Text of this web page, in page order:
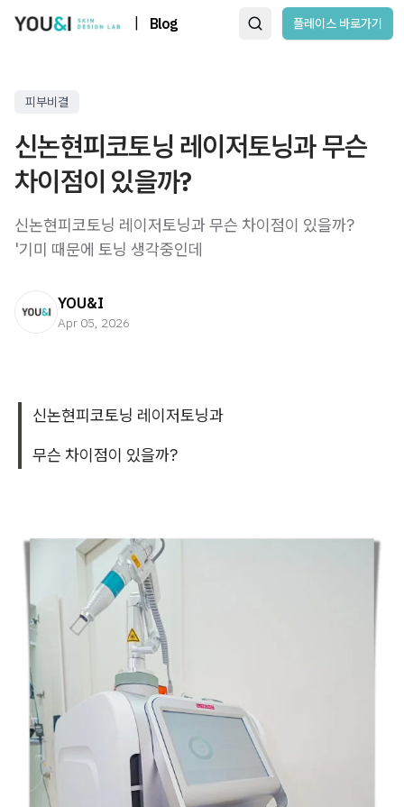
Blog 플레이스 바로가기
피부비결
신논현피코토닝 레이저토닝과 무슨
차이점이 있을까?
신논현피코토닝 레이저토닝과 무슨 차이점이 있을까? ​ ​ ​
'기미 때문에 토닝 생각중인데
YOU&I
Apr 05, 2026
신논현피코토닝 레이저토닝과
무슨 차이점이 있을까?